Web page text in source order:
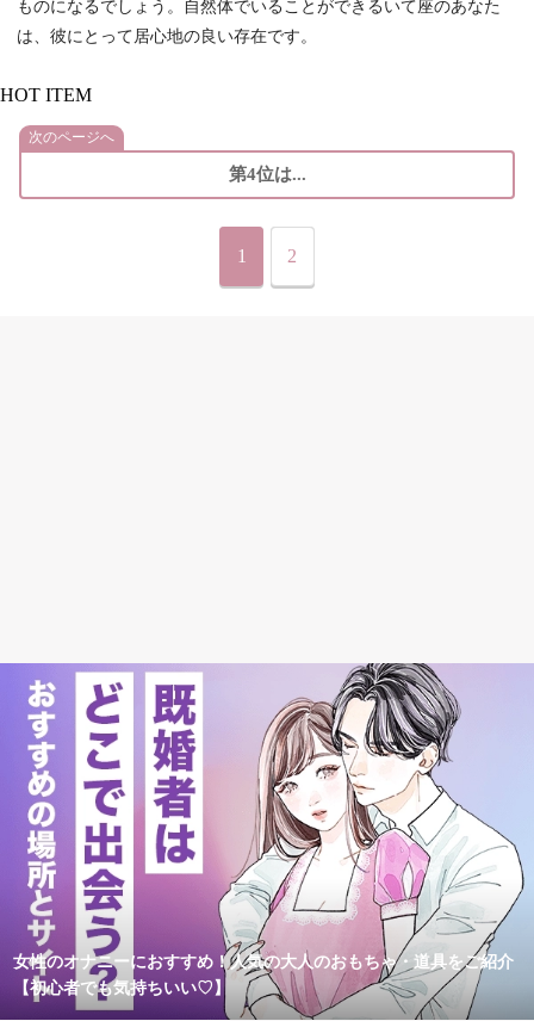
ものになるでしょう。自然体でいることができるいて座のあなた
は、彼にとって居心地の良い存在です。
HOT ITEM
次のページへ
第4位は...
1 2
女性のオナニーにおすすめ！人気の大人のおもちゃ・道具をご紹介
【初心者でも気持ちいい♡】